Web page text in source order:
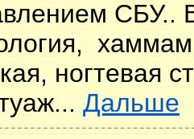
СБУ..
ногтевая
Дальше